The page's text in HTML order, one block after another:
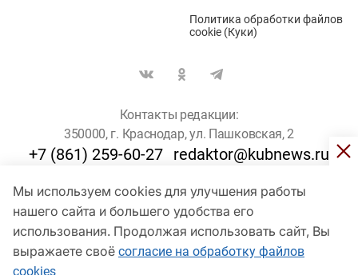
Мы используем cookies для улучшения работы
нашего сайта и большего удобства его
использования. Продолжая использовать сайт, Вы
выражаете своё согласие на обработку файлов
cookies
Политика обработки файлов
cookie (Куки)
Контакты редакции:
350000, г. Краснодар, ул. Пашковская, 2
+7 (861) 259-60-27 redaktor@kubnews.ru
Для пользователей старше 16 лет
© Кубанские Новости, 2017
Сетевое издание «kubnews» зарегистрировано Федеральной
службой по надзору в сфере связи, информационных технологий